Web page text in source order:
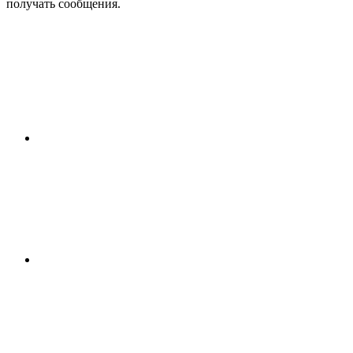
получать сообщения.